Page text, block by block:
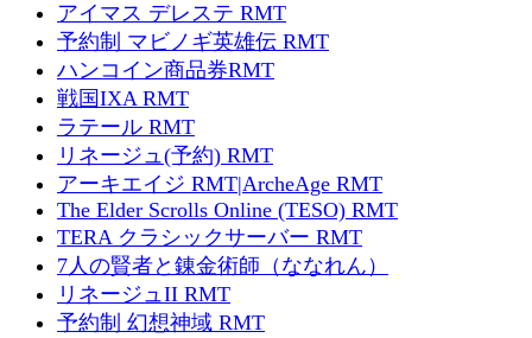
アイマス デレステ RMT
予約制 マビノギ英雄伝 RMT
ハンコイン商品券RMT
戦国IXA RMT
ラテール RMT
リネージュ(予約) RMT
アーキエイジ RMT|ArcheAge RMT
The Elder Scrolls Online (TESO) RMT
TERA クラシックサーバー RMT
7人の賢者と錬金術師（ななれん）
リネージュII RMT
予約制 幻想神域 RMT